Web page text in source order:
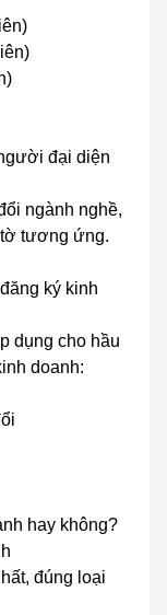
đại diện
ngành nghề,
tương ứng.
ký kinh
dụng cho hầu
doanh:
hay không?
đúng loại